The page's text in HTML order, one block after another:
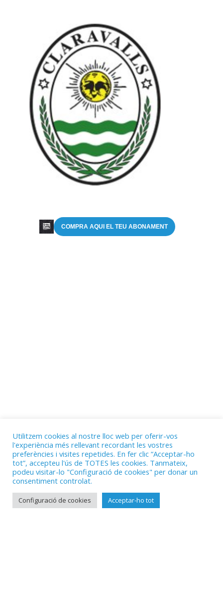
COMPRA AQUI EL TEU ABONAMENT
Utilitzem cookies al nostre lloc web per oferir-vos
l'experiència més rellevant recordant les vostres
preferències i visites repetides. En fer clic “Acceptar-ho
tot”, accepteu l'ús de TOTES les cookies. Tanmateix,
podeu visitar-lo "Configuració de cookies" per donar un
consentiment controlat.
Configuració de cookies Acceptar-ho tot